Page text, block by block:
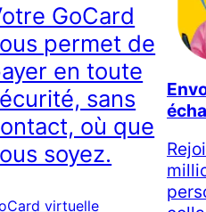
GoCard
permet de
en toute
sans
où que
soyez.
virtuelle